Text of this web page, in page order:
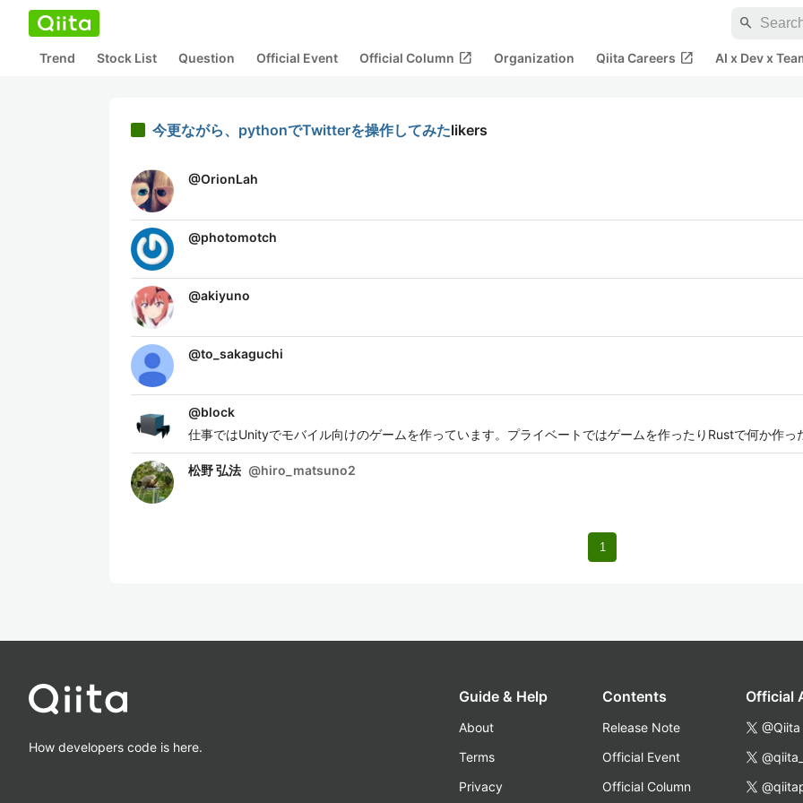
search
Trend Stock List Question Official Event Official Column open_in_new Organization Qiita Careers open_in_new AI x Dev x
今更ながら、pythonでTwitterを操作してみたlikers
@OrionLah
@photomotch
@akiyuno
@to_sakaguchi
@block
仕事ではUnityでモバイル向けのゲームを作っています。プライベートではゲームを作ったりRustで何か作っ
松野 弘法 @hiro_matsuno2
1
How developers code is here.
Guide & Help
About
Terms
Privacy
Contents
Release Note
Official Event
Official Column
Official
@Qiita